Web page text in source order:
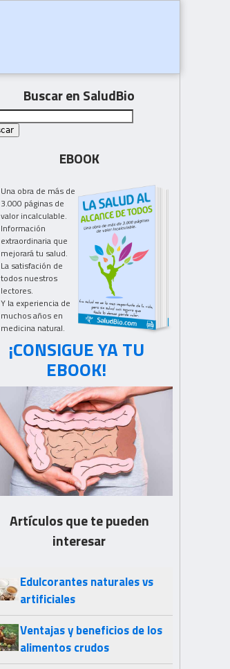
Buscar en SaludBio
EBOOK
Una obra de más de
3.000 páginas de
valor incalculable.
Información
extraordinaria que
mejorará tu salud.
La satisfación de
todos nuestros
lectores.
Y la experiencia de
muchos años en
medicina natural.
¡CONSIGUE YA TU
EBOOK!
Artículos que te pueden
interesar
Edulcorantes naturales vs
artificiales
Ventajas y beneficios de los
alimentos crudos